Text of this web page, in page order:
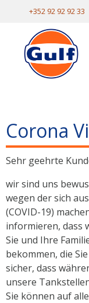
+352 92 92 92 33
Corona
Sehr geehrte
wir sind uns
wegen der sich
(COVID-19)
informieren, dass
Sie und Ihre
bekommen, die
sicher, dass
unsere
Sie können auf